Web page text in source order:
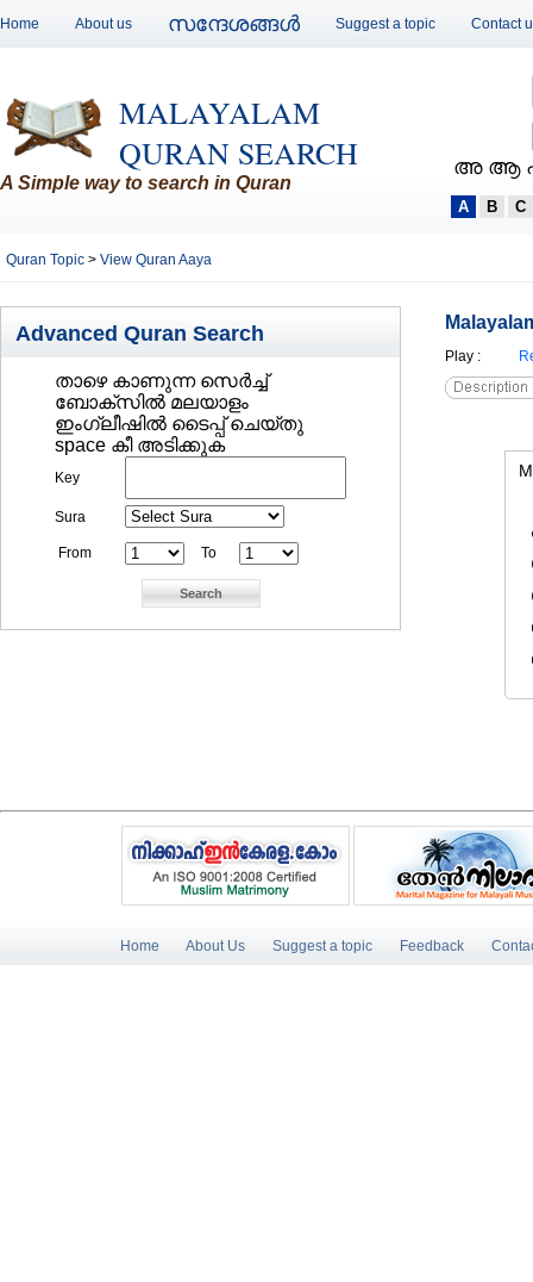
Home About us സന്ദേശങ്ങള്‍ Suggest a topic Contact
MALAYALAM
QURAN SEARCH
A Simple way to search in Quran
അ ആ
A B C
Quran Topic > View Quran Aaya
Advanced Quran Search
താഴെ കാണുന്ന സെര്‍ച്ച്‌
ബോക്സില്‍ മലയാളം
ഇംഗ്ലീഷില്‍ ടൈപ്പ് ചെയ്തു
space കീ അടിക്കുക
Key
Sura
From To
Play :
Home About Us Suggest a topic Feedback